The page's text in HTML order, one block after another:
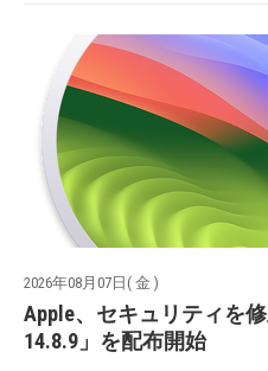
2026年08月07日( 金 )
Apple、セキュリティを修
14.8.9」を配布開始